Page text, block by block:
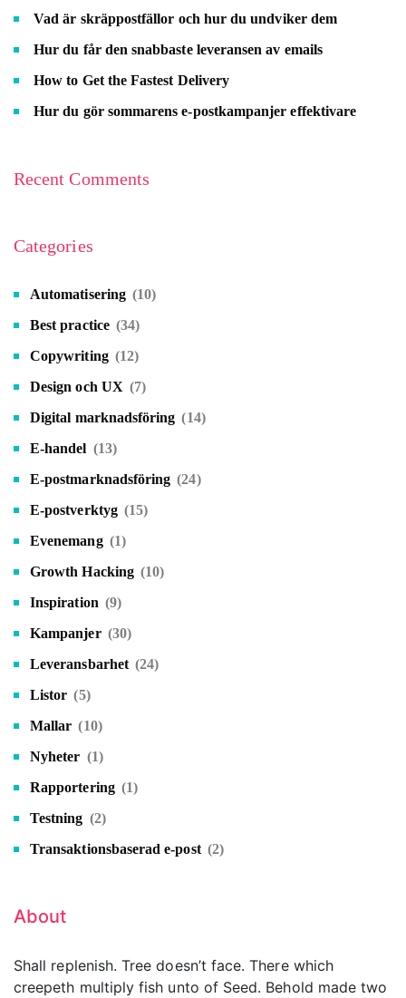
Vad är skräppostfällor och hur du undviker dem
Hur du får den snabbaste leveransen av emails
How to Get the Fastest Delivery
Hur du gör sommarens e-postkampanjer effektivare
Recent Comments
Categories
Automatisering (10)
Best practice (34)
Copywriting (12)
Design och UX (7)
Digital marknadsföring (14)
E-handel (13)
E-postmarknadsföring (24)
E-postverktyg (15)
Evenemang (1)
Growth Hacking (10)
Inspiration (9)
Kampanjer (30)
Leveransbarhet (24)
Listor (5)
Mallar (10)
Nyheter (1)
Rapportering (1)
Testning (2)
Transaktionsbaserad e-post (2)
About
Shall replenish. Tree doesn’t face. There which
creepeth multiply fish unto of Seed. Behold made two